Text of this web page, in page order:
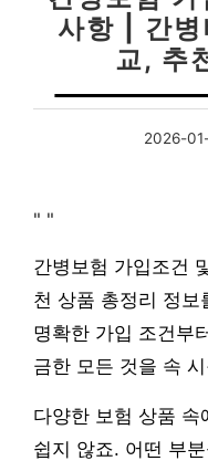
사항 | 간병
교, 추
2026-
" "
간병보험 가입조건
천 상품 총정리 정보
명확한 가입 조건부
금한 모든 것을 속
다양한 보험 상품
쉽지 않죠. 어떤 부